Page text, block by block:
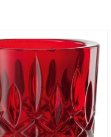
được đặt lên hàng đầu với
có thể thưởng thức mỗi bát
về tính năng, đĩa súp
trí các món ăn một cách bắt
món ăn trên đĩa súp